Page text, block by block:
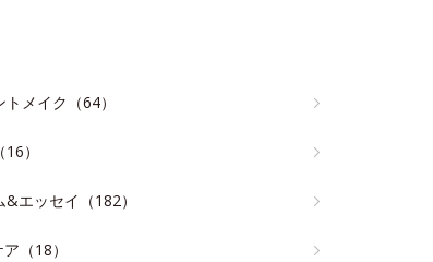
メイク（64）
）
&エッセイ（182）
（18）